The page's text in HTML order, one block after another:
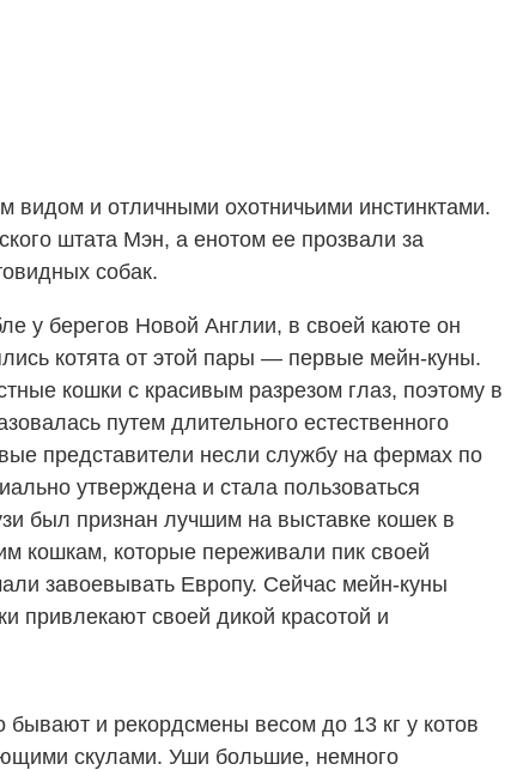
и отличными охотничьими инстинктами.
штата Мэн, а енотом ее прозвали за
собак.
у берегов Новой Англии, в своей каюте он
котята от этой пары — первые мейн-куны.
кошки с красивым разрезом глаз, поэтому в
путем длительного естественного
представители несли службу на фермах по
утверждена и стала пользоваться
был признан лучшим на выставке кошек в
кошкам, которые переживали пик своей
завоевывать Европу. Сейчас мейн-куны
своей дикой красотой и
и рекордсмены весом до 13 кг у котов
скулами. Уши большие, немного